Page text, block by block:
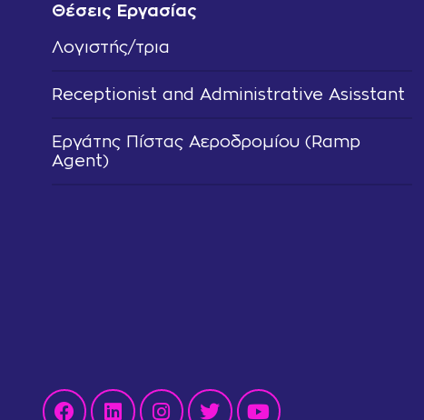
Θέσεις Εργασίας
Λογιστής/τρια
Receptionist and Administrative Asisstant
Εργάτης Πίστας Αεροδρομίου (Ramp
Agent)